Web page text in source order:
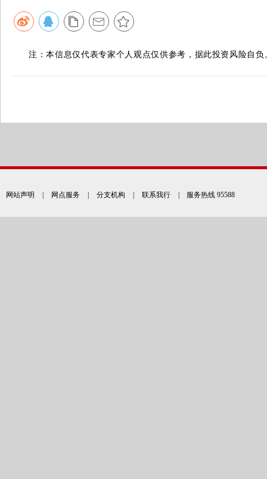
注：本信息仅代表专家个人观点仅供参考，据此投资风险自负
网站声明 | 网点服务 | 分支机构 | 联系我行 | 服务热线 95588